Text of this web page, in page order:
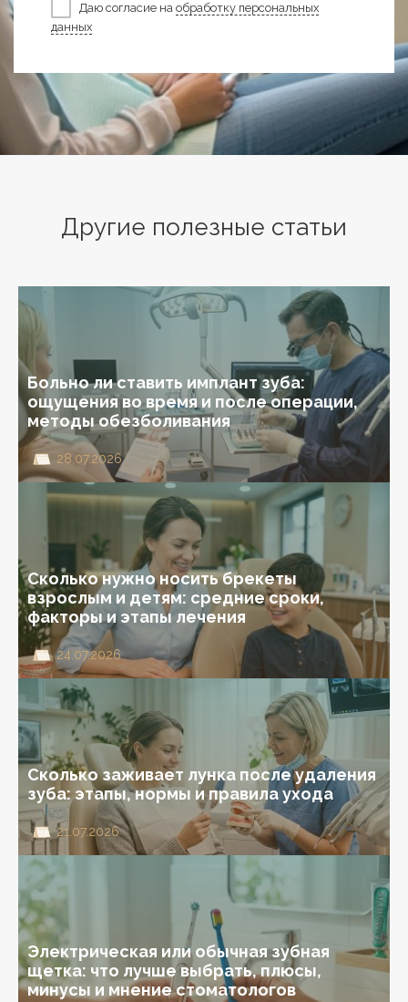
Даю согласие на обработку персональных
данных
Другие полезные статьи
Больно ли ставить имплант зуба:
ощущения во время и после операции,
методы обезболивания
28.07.2026
Сколько нужно носить брекеты
взрослым и детям: средние сроки,
факторы и этапы лечения
24.07.2026
Сколько заживает лунка после удаления
зуба: этапы, нормы и правила ухода
21.07.2026
Электрическая или обычная зубная
щетка: что лучше выбрать, плюсы,
минусы и мнение стоматологов